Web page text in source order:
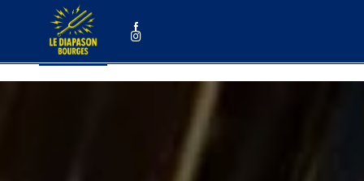
Panneau de gestion des cookies